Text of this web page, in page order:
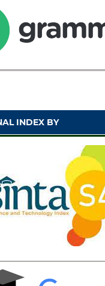
INDEX BY